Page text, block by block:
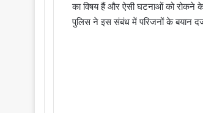
का विषय हैं और ऐसी घटनाओं को रोकने के
पुलिस ने इस संबंध में परिजनों के बयान